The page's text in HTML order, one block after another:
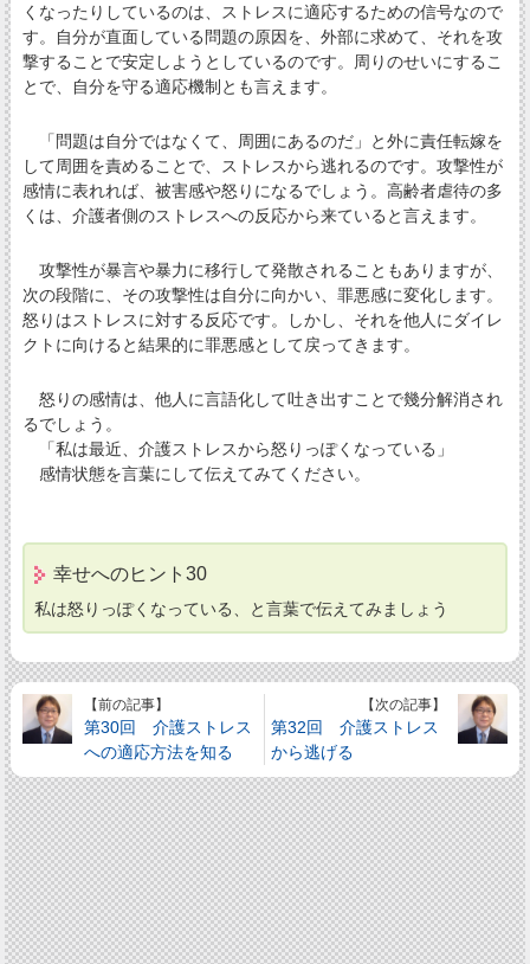
くなったりしているのは、ストレスに適応するための信号なので
す。自分が直面している問題の原因を、外部に求めて、それを攻
撃することで安定しようとしているのです。周りのせいにするこ
とで、自分を守る適応機制とも言えます。
「問題は自分ではなくて、周囲にあるのだ」と外に責任転嫁を
して周囲を責めることで、ストレスから逃れるのです。攻撃性が
感情に表れれば、被害感や怒りになるでしょう。高齢者虐待の多
くは、介護者側のストレスへの反応から来ていると言えます。
攻撃性が暴言や暴力に移行して発散されることもありますが、
次の段階に、その攻撃性は自分に向かい、罪悪感に変化します。
怒りはストレスに対する反応です。しかし、それを他人にダイレ
クトに向けると結果的に罪悪感として戻ってきます。
怒りの感情は、他人に言語化して吐き出すことで幾分解消され
るでしょう。
「私は最近、介護ストレスから怒りっぽくなっている」
感情状態を言葉にして伝えてみてください。
幸せへのヒント30
私は怒りっぽくなっている、と言葉で伝えてみましょう
【前の記事】
第30回 介護ストレス
への適応方法を知る
【次の記事】
第32回 介護ストレス
から逃げる